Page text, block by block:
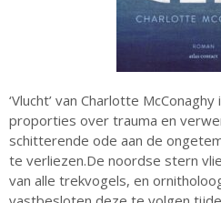
‘Vlucht’ van Charlotte
proporties over trauma en
schitterende ode aan de
te verliezen.De noordse stern
van alle trekvogels, en